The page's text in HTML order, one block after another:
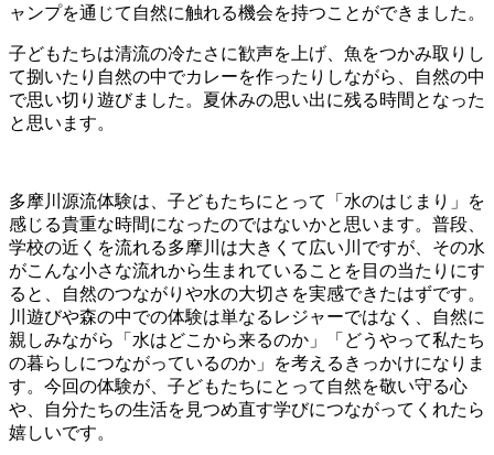
ャンプを通じて自然に触れる機会を持つことができました。
子どもたちは清流の冷たさに歓声を上げ、魚をつかみ取りし
て捌いたり自然の中でカレーを作ったりしながら、自然の中
で思い切り遊びました。夏休みの思い出に残る時間となった
と思います。
多摩川源流体験は、子どもたちにとって「水のはじまり」を
感じる貴重な時間になったのではないかと思います。普段、
学校の近くを流れる多摩川は大きくて広い川ですが、その水
がこんな小さな流れから生まれていることを目の当たりにす
ると、自然のつながりや水の大切さを実感できたはずです。
川遊びや森の中での体験は単なるレジャーではなく、自然に
親しみながら「水はどこから来るのか」「どうやって私たち
の暮らしにつながっているのか」を考えるきっかけになりま
す。今回の体験が、子どもたちにとって自然を敬い守る心
や、自分たちの生活を見つめ直す学びにつながってくれたら
嬉しいです。